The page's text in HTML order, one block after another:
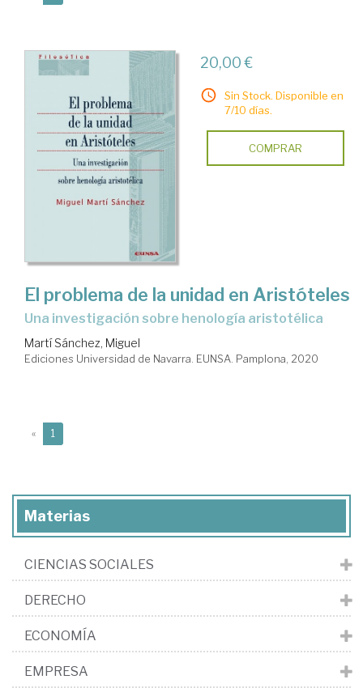
20,00 €
Sin Stock. Disponible en
7/10 días.
COMPRAR
El problema de la unidad en Aristóteles
una investigación sobre henología aristotélica
Martí Sánchez, Miguel
Ediciones Universidad de Navarra. EUNSA. Pamplona, 2020
« 1
Materias
CIENCIAS SOCIALES
DERECHO
ECONOMÍA
EMPRESA